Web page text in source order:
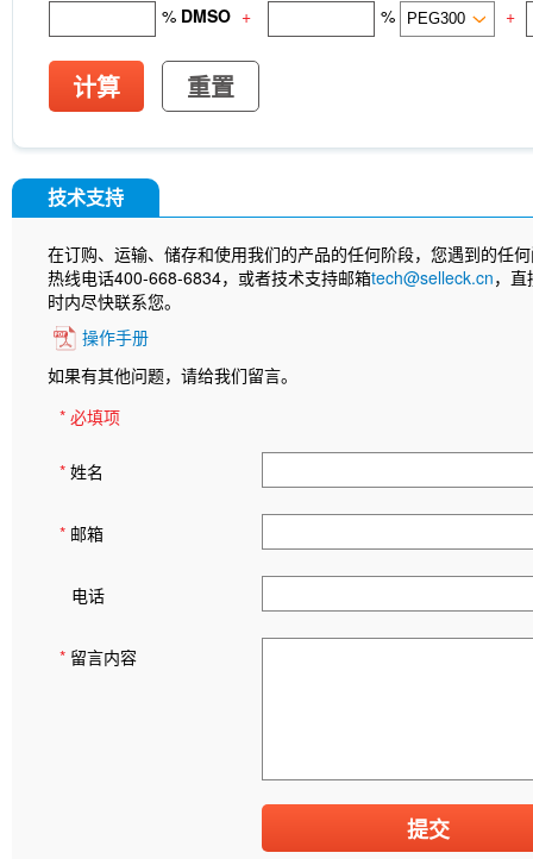
% DMSO + % +
计算 重置
技术支持
在订购、运输、储存和使用我们的产品的任何阶段，您遇到的任
热线电话400-668-6834，或者技术支持邮箱tech@selleck.cn，
时内尽快联系您。
操作手册
如果有其他问题，请给我们留言。
* 必填项
* 姓名
* 邮箱
电话
* 留言内容